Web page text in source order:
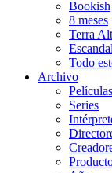
Bookish
8 meses
Terra
Todo
Archivo
Películas
Series